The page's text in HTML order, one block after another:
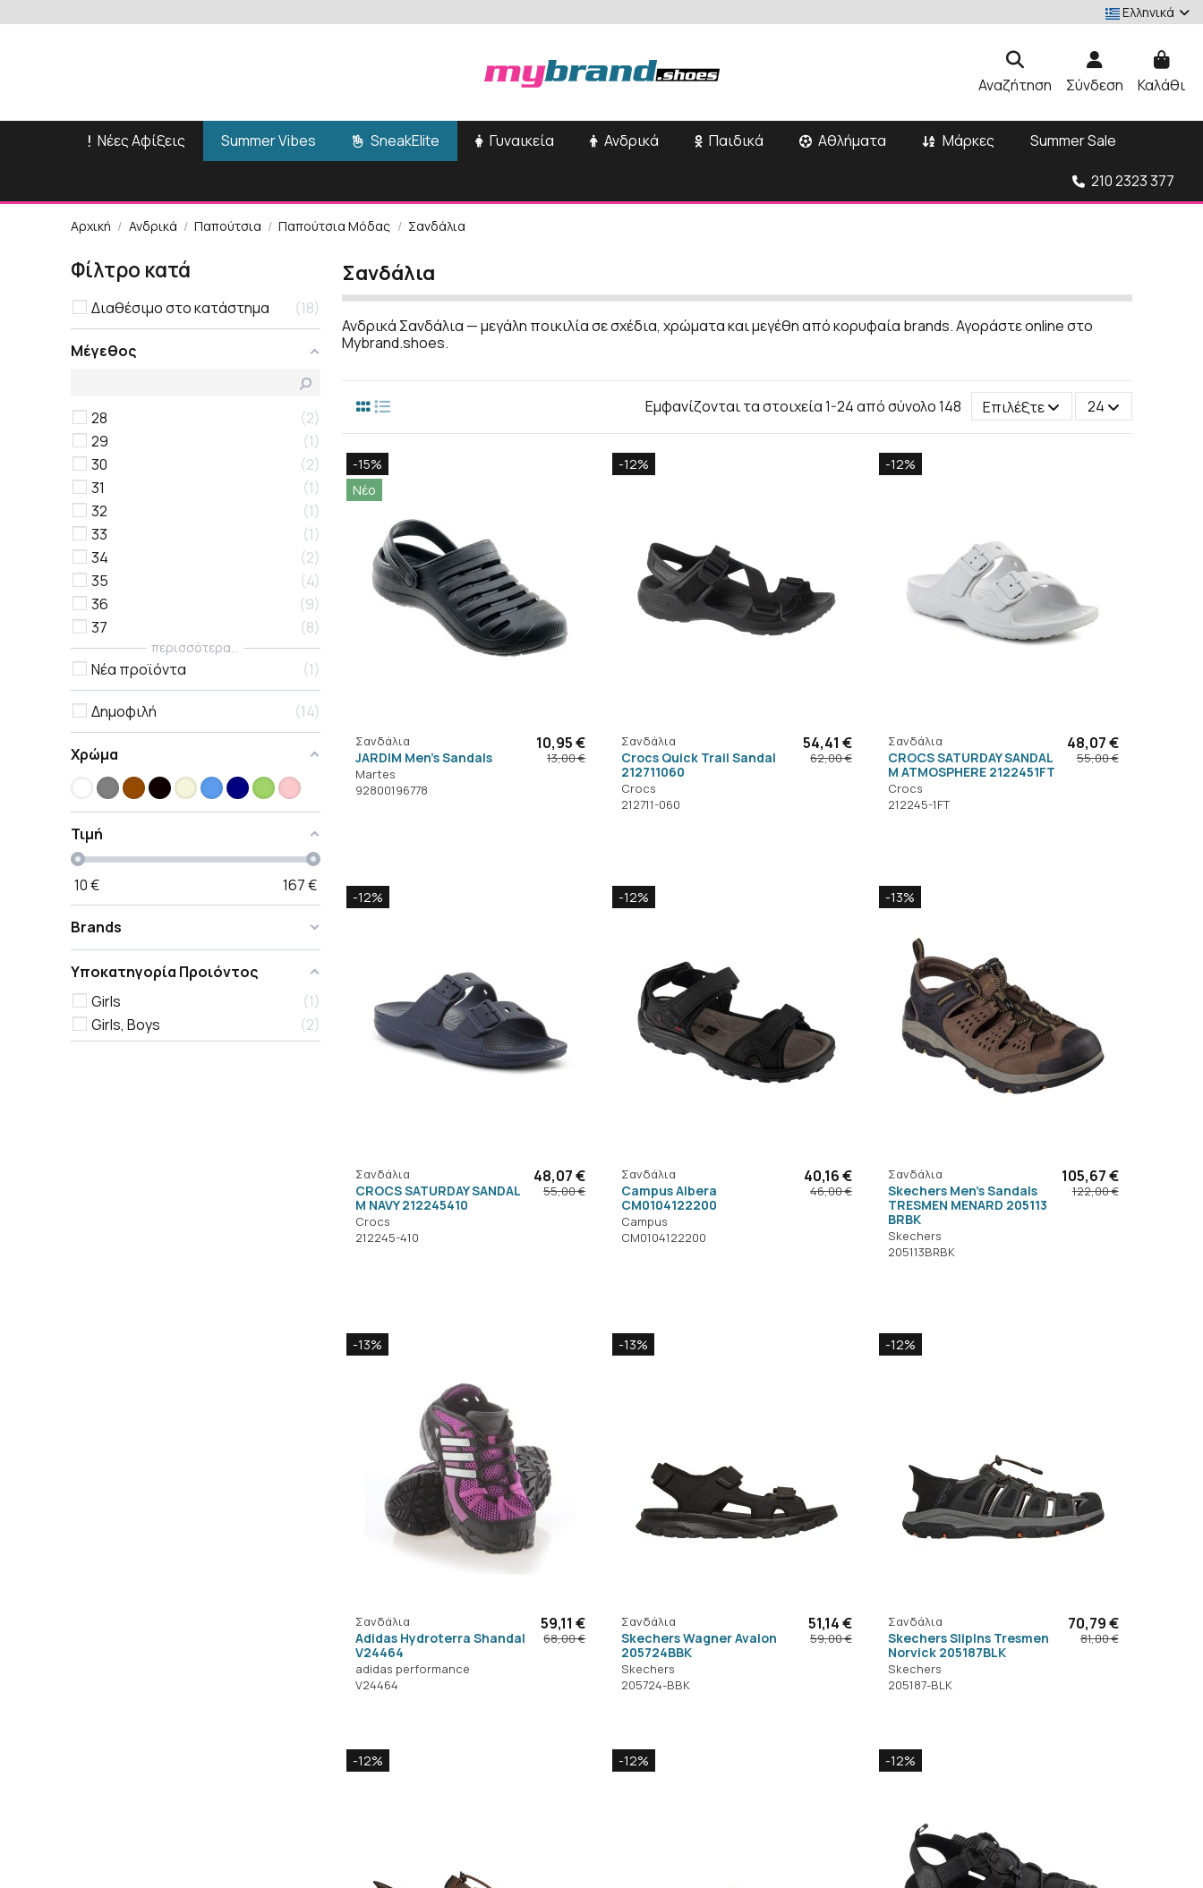
Ελληνικά
Αναζήτηση Σύνδεση Καλάθι
Νέες Αφίξεις Summer Vibes SneakElite Γυναικεία Ανδρικά Παιδικά Αθλήματα Μάρκες Summer Sale
210 2323 377
Αρχική Ανδρικά Παπούτσια Παπούτσια Μόδας Σανδάλια
Σανδάλια
Ανδρικά Σανδάλια — μεγάλη ποικιλία σε σχέδια, χρώματα και μεγέθη από κορυφαία brands. Αγοράστε online στο
Mybrand.shoes.
Εμφανίζονται τα στοιχεία 1-24 από σύνολο 148 Επιλέξτε 24
-15%
Νέο
Σανδάλια
JARDIM Men's Sandals
Martes
92800196778
10,95 €
13,00 €
-12%
Σανδάλια
Crocs Quick Trail Sandal
212711060
Crocs
212711-060
54,41 €
62,00 €
-12%
Σανδάλια
CROCS SATURDAY SANDAL
M ATMOSPHERE 2122451FT
Crocs
212245-1FT
48,07 €
55,00 €
-12%
Σανδάλια
CROCS SATURDAY SANDAL
M NAVY 212245410
Crocs
212245-410
48,07 €
55,00 €
-12%
Σανδάλια
Campus Albera
CM0104122200
Campus
CM0104122200
40,16 €
46,00 €
-13%
Σανδάλια
Skechers Men's Sandals
TRESMEN MENARD 205113
BRBK
Skechers
205113BRBK
105,67 €
122,00 €
-13%
Σανδάλια
Adidas Hydroterra Shandal
V24464
adidas performance
V24464
59,11 €
68,00 €
-13%
Σανδάλια
Skechers Wagner Avalon
205724BBK
Skechers
205724-BBK
51,14 €
59,00 €
-12%
Σανδάλια
Skechers SlipIns Tresmen
Norvick 205187BLK
Skechers
205187-BLK
70,79 €
81,00 €
-12% -12% -12%
Φίλτρο κατά
Διαθέσιμο στο κατάστημα 18
Μέγεθος
28
2
29
1
30
2
31
1
32
1
33
1
34
2
35
4
36
9
37
8
περισσότερα...
Νέα προϊόντα 1
Δημοφιλή 14
Χρώμα
Τιμή
10€ 167€
Brands
Υποκατηγορία Προιόντος
Girls
1
Girls, Boys
2